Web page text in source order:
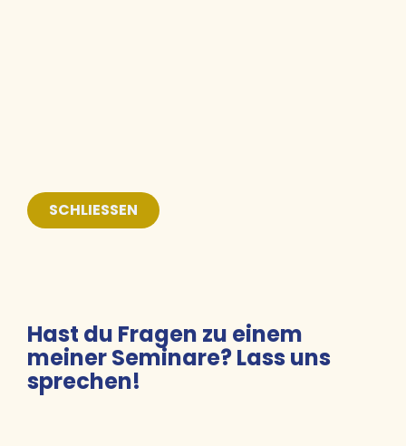
SCHLIESSEN
Hast du Fragen zu einem
meiner Seminare? Lass uns
sprechen!